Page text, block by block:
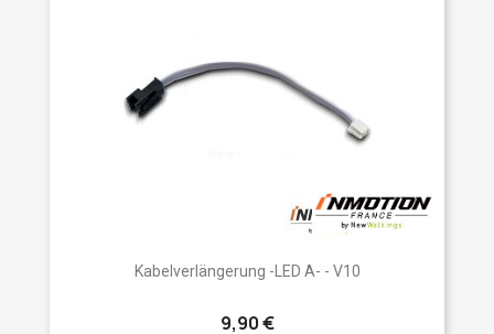
Kabelverlängerung -LED A- - V10
9,90 €